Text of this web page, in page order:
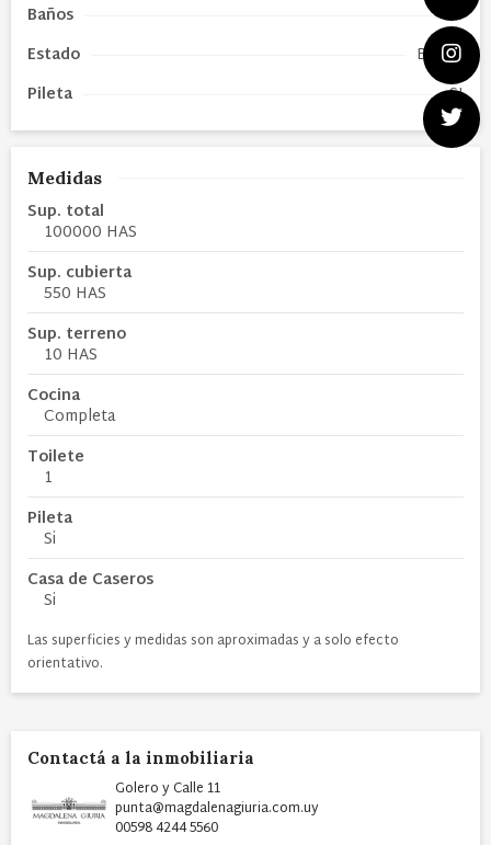
Baños
6
Estado
Bueno
Pileta
SI
Medidas
Sup. total
100000 HAS
Sup. cubierta
550 HAS
Sup. terreno
10 HAS
Cocina
Completa
Toilete
1
Pileta
Si
Casa de Caseros
Si
Las superficies y medidas son aproximadas y a solo efecto
orientativo.
Contactá a la inmobiliaria
Golero y Calle 11
punta@magdalenagiuria.com.uy
00598 4244 5560